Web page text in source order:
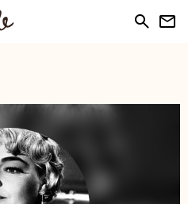
search newsletter